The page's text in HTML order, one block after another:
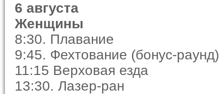
6 августа
Женщины
8:30. Плавание
9:45. Фехтование (бонус-раунд)
11:15 Верховая езда
13:30. Лазер-ран